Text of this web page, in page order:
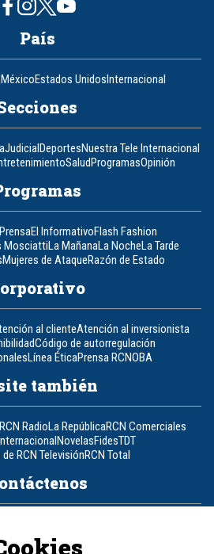
País
MéxicoEstados UnidosInternacional
JudicialDeportesNuestra Tele Internacional
SaludProgramasOpinión
El InformativoFlash Fashion
MosciattiLa MañanaLa NocheLa Tarde
Mujeres de AtaqueRazón de Estado
al clienteAtención al inversionista
Código de autorregulación
Línea ÉticaPrensa RCNOBA
también
RCN RadioLa RepúblicaRCN Comerciales
NovelasFidesTDT
RCN TelevisiónRCN Total